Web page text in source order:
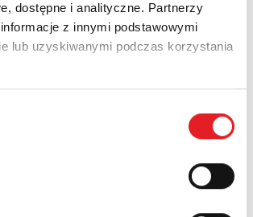
dostępne i analityczne. Partnerzy
z innymi podstawowymi
lub uzyskiwanymi podczas korzystania
*